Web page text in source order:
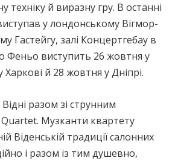
техніку й виразну гру. В останні
у лондонському Вігмор-
Гастейгу, залі Концертгебау в
Феньо виступить 26 жовтня у
Харкові й 28 жовтня у Дніпрі.
разом зі струнним
Музканти квартету
Віденській традиції салонних
і разом із тим душевно,